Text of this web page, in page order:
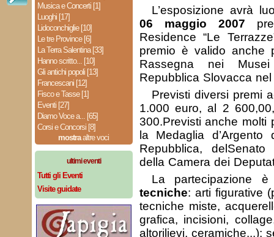
Musica e Concerti [1]
Luoghi [17]
Lidoconchiglie [10]
Le tre Province [6]
La Terra Salentina [33]
Hanno scritto... [10]
Gli antichi popoli [13]
Francescani [12]
Fisco e Tasse [1]
Eventi [27]
Diamo Voce a... [65]
Corsi e Concorsi [8]
mostraaltre voci
ultimi eventi
Tutti gli Eventi
Visite guidate
L’esposizione avrà
06 maggio 2007
Residence “Le
premio è valido anche
Rassegna nei
Repubblica Slovacca
Previsti diversi premi
1.000 euro, al 2
300.Previsti anche molti
la Medaglia d’Argento
Repubblica,
della Camera dei
La partecipazione
tecniche: arti figurative
tecniche miste,
grafica, incisioni,
altorilievi, ceramiche...);